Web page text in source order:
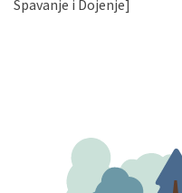
Spavanje i Dojenje]